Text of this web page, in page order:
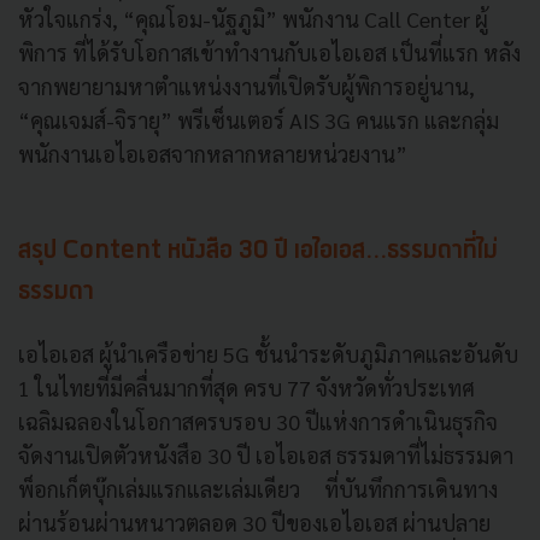
หัวใจแกร่ง, “คุณโอม-นัฐภูมิ” พนักงาน Call Center ผู้
พิการ ที่ได้รับโอกาสเข้าทำงานกับเอไอเอส เป็นที่แรก หลัง
จากพยายามหาตำแหน่งงานที่เปิดรับผู้พิการอยู่นาน,
“คุณเจมส์-จิรายุ” พรีเซ็นเตอร์ AIS 3G คนแรก และกลุ่ม
พนักงานเอไอเอสจากหลากหลายหน่วยงาน”
สรุป Content หนังสือ 30 ปี เอไอเอส...ธรรมดาที่ไม่
ธรรมดา
เอไอเอส ผู้นำเครือข่าย 5G ชั้นนำระดับภูมิภาคและอันดับ
1 ในไทยที่มีคลื่นมากที่สุด ครบ 77 จังหวัดทั่วประเทศ
เฉลิมฉลองในโอกาสครบรอบ 30 ปีแห่งการดำเนินธุรกิจ
จัดงานเปิดตัวหนังสือ 30 ปี เอไอเอส ธรรมดาที่ไม่ธรรมดา
พ็อกเก็ตบุ๊กเล่มแรกและเล่มเดียว ที่บันทึกการเดินทาง
ผ่านร้อนผ่านหนาวตลอด 30 ปีของเอไอเอส ผ่านปลาย